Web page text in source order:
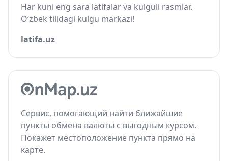
Har kuni eng sara latifalar va kulguli rasmlar.
O‘zbek tilidagi kulgu markazi!
latifa.uz
Сервис, помогающий найти ближайшие
пункты обмена валюты с выгодным курсом.
Покажет местоположение пункта прямо на
карте.